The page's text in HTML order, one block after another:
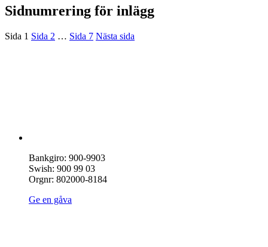
Sidnumrering för inlägg
Sida 1 Sida 2 … Sida 7 Nästa sida
Bankgiro: 900-9903
Swish: 900 99 03
Orgnr: 802000-8184
Ge en gåva